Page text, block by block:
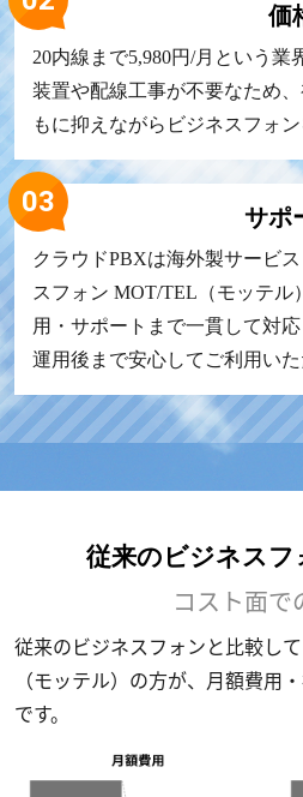
価
20内線まで5,980円/月という業
装置や配線工事が不要なため
もに抑えながらビジネスフォン
サポ
クラウドPBXは海外製サービ
スフォン MOT/TEL（モッテル
用・サポートまで一貫して対
運用後まで安心してご利用いた
従来のビジネスフ
コスト面で
従来のビジネスフォンと比較し
（モッテル）の方が、月額費用
です。